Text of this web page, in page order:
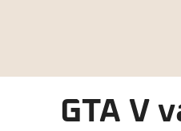
GTA V